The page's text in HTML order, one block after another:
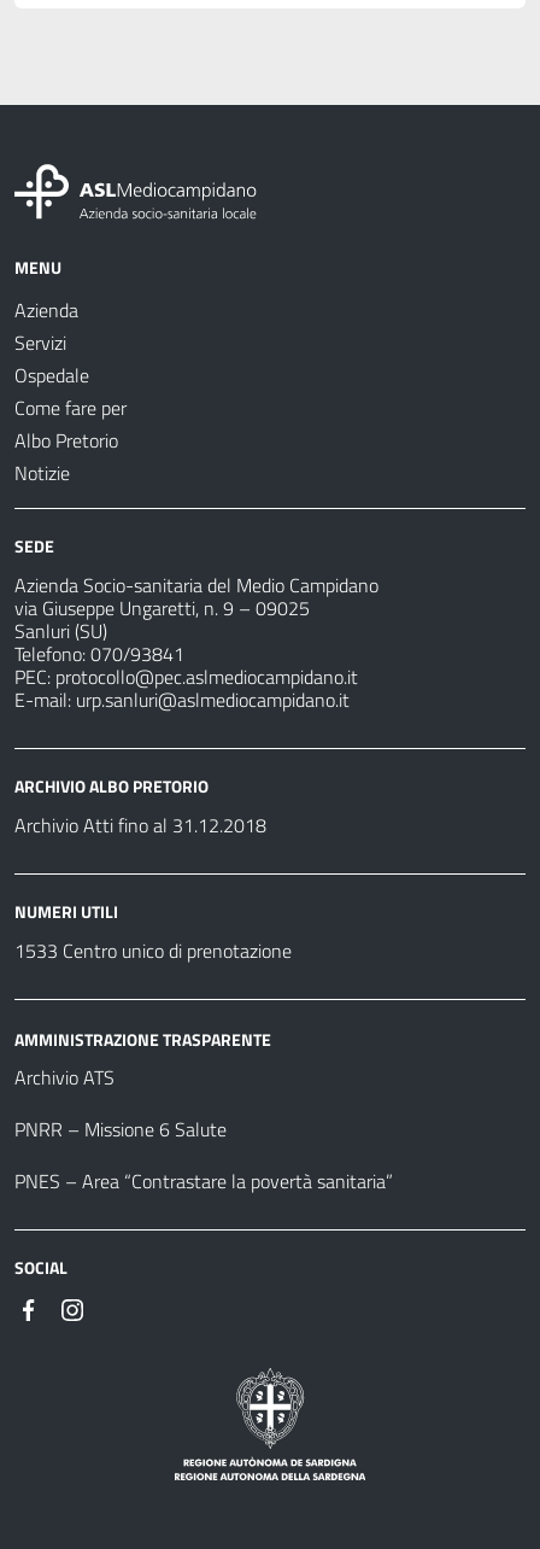
MENU
Azienda
Servizi
Ospedale
Come fare per
Albo Pretorio
Notizie
SEDE
Azienda Socio-sanitaria del Medio Campidano
via Giuseppe Ungaretti, n. 9 – 09025
Sanluri (SU)
Telefono: 070/93841
PEC: protocollo@pec.aslmediocampidano.it
E-mail: urp.sanluri@aslmediocampidano.it
ARCHIVIO ALBO PRETORIO
Archivio Atti fino al 31.12.2018
NUMERI UTILI
1533 Centro unico di prenotazione
AMMINISTRAZIONE TRASPARENTE
Archivio ATS
PNRR – Missione 6 Salute
PNES – Area “Contrastare la povertà sanitaria”
SOCIAL